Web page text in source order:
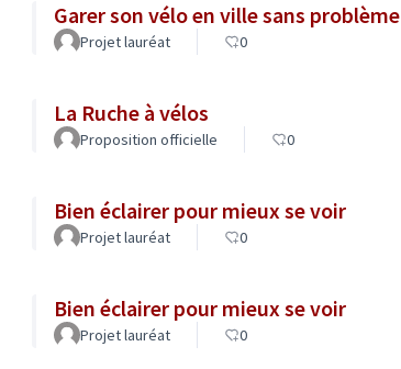
Garer son vélo en ville sans problème
Projet lauréat 0
La Ruche à vélos
Proposition officielle 0
Bien éclairer pour mieux se voir
Projet lauréat 0
Bien éclairer pour mieux se voir
Projet lauréat 0